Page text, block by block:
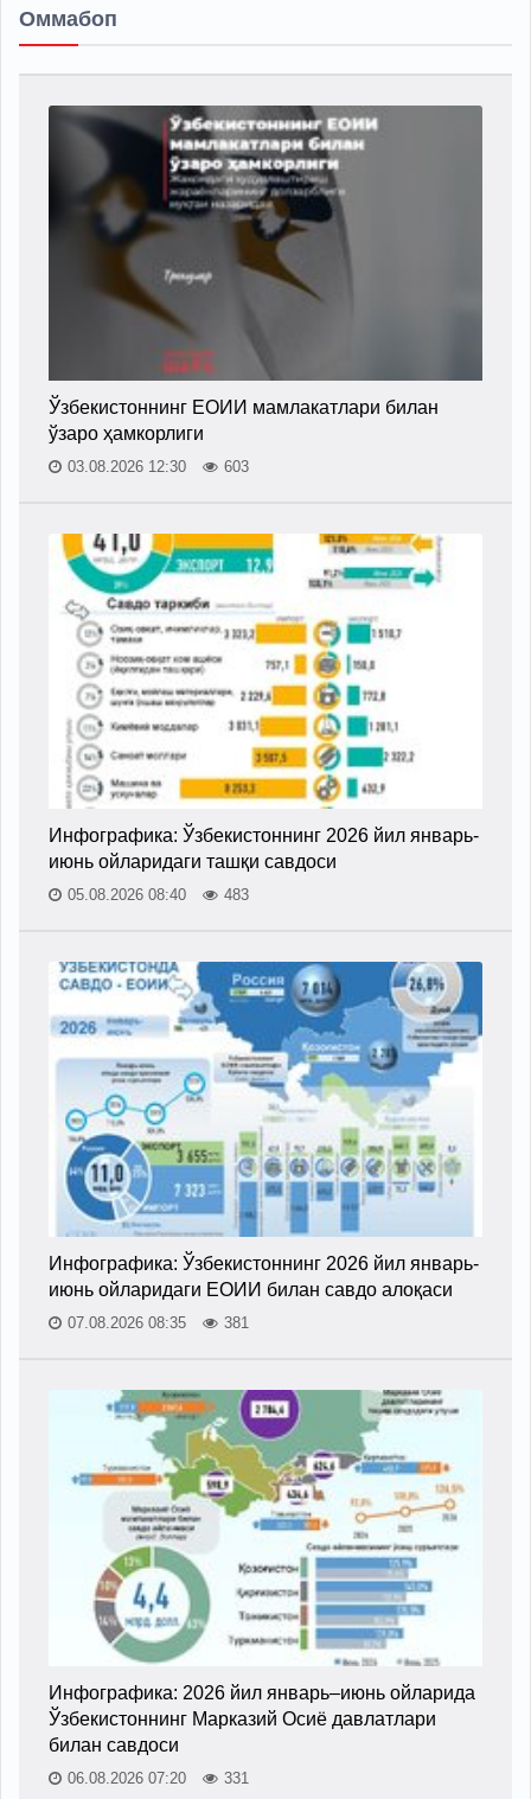
Оммабоп
Ўзбекистоннинг ЕОИИ мамлакатлари билан
ўзаро ҳамкорлиги
03.08.2026 12:30 603
Инфографика: Ўзбекистоннинг 2026 йил январь-
июнь ойларидаги ташқи савдоси
05.08.2026 08:40 483
Инфографика: Ўзбекистоннинг 2026 йил январь-
июнь ойларидаги ЕОИИ билан савдо алоқаси
07.08.2026 08:35 381
Инфографика: 2026 йил январь–июнь ойларида
Ўзбекистоннинг Марказий Осиё давлатлари
билан савдоси
06.08.2026 07:20 331